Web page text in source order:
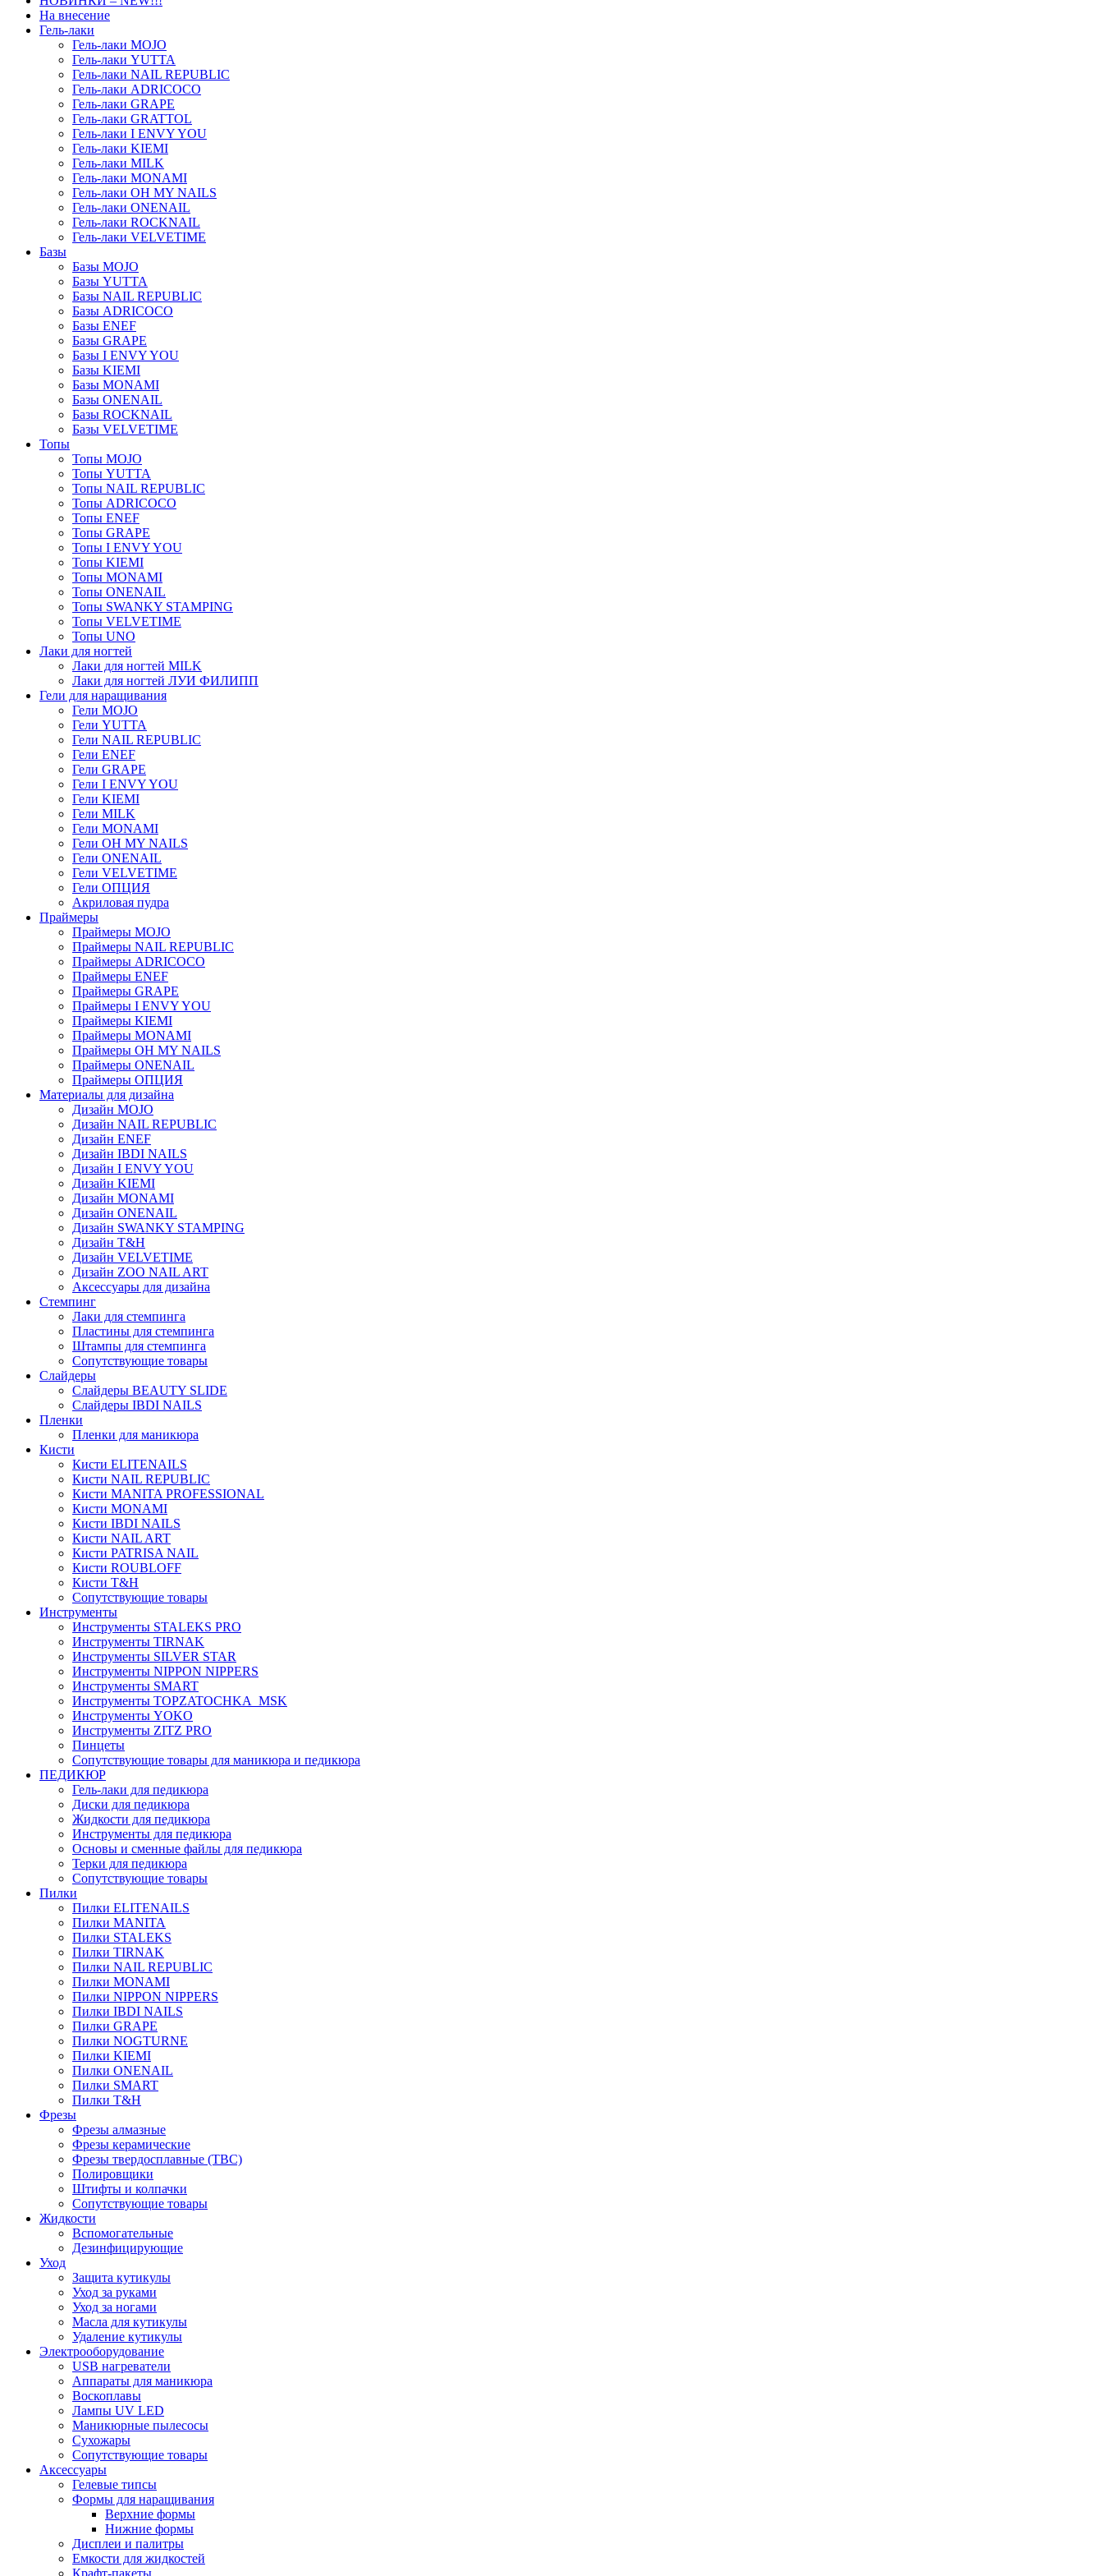
На внесение
Гель-лаки
Гель-лаки MOJO
Гель-лаки YUTTA
Гель-лаки NAIL REPUBLIC
Гель-лаки ADRICOCO
Гель-лаки GRAPE
Гель-лаки GRATTOL
Гель-лаки I ENVY YOU
Гель-лаки KIEMI
Гель-лаки MILK
Гель-лаки MONAMI
Гель-лаки OH MY NAILS
Гель-лаки ONENAIL
Гель-лаки ROCKNAIL
Гель-лаки VELVETIME
Базы
Базы MOJO
Базы YUTTA
Базы NAIL REPUBLIC
Базы ADRICOCO
Базы ENEF
Базы GRAPE
Базы I ENVY YOU
Базы KIEMI
Базы MONAMI
Базы ONENAIL
Базы ROCKNAIL
Базы VELVETIME
Топы
Топы MOJO
Топы YUTTA
Топы NAIL REPUBLIC
Топы ADRICOCO
Топы ENEF
Топы GRAPE
Топы I ENVY YOU
Топы KIEMI
Топы MONAMI
Топы ONENAIL
Топы SWANKY STAMPING
Топы VELVETIME
Топы UNO
Лаки для ногтей
Лаки для ногтей MILK
Лаки для ногтей ЛУИ ФИЛИПП
Гели для наращивания
Гели MOJO
Гели YUTTA
Гели NAIL REPUBLIC
Гели ENEF
Гели GRAPE
Гели I ENVY YOU
Гели KIEMI
Гели MILK
Гели MONAMI
Гели OH MY NAILS
Гели ONENAIL
Гели VELVETIME
Гели ОПЦИЯ
Акриловая пудра
Праймеры
Праймеры MOJO
Праймеры NAIL REPUBLIC
Праймеры ADRICOCO
Праймеры ENEF
Праймеры GRAPE
Праймеры I ENVY YOU
Праймеры KIEMI
Праймеры MONAMI
Праймеры OH MY NAILS
Праймеры ONENAIL
Праймеры ОПЦИЯ
Материалы для дизайна
Дизайн MOJO
Дизайн NAIL REPUBLIC
Дизайн ENEF
Дизайн IBDI NAILS
Дизайн I ENVY YOU
Дизайн KIEMI
Дизайн MONAMI
Дизайн ONENAIL
Дизайн SWANKY STAMPING
Дизайн T&H
Дизайн VELVETIME
Дизайн ZOO NAIL ART
Аксессуары для дизайна
Стемпинг
Лаки для стемпинга
Пластины для стемпинга
Штампы для стемпинга
Сопутствующие товары
Слайдеры
Слайдеры BEAUTY SLIDE
Слайдеры IBDI NAILS
Пленки
Пленки для маникюра
Кисти
Кисти ELITENAILS
Кисти NAIL REPUBLIC
Кисти MANITA PROFESSIONAL
Кисти MONAMI
Кисти IBDI NAILS
Кисти NAIL ART
Кисти PATRISA NAIL
Кисти ROUBLOFF
Кисти T&H
Сопутствующие товары
Инструменты
Инструменты STALEKS PRO
Инструменты TIRNAK
Инструменты SILVER STAR
Инструменты NIPPON NIPPERS
Инструменты SMART
Инструменты TOPZATOCHKA_MSK
Инструменты YOKO
Инструменты ZITZ PRO
Пинцеты
Сопутствующие товары для маникюра и педикюра
ПЕДИКЮР
Гель-лаки для педикюра
Диски для педикюра
Жидкости для педикюра
Инструменты для педикюра
Основы и сменные файлы для педикюра
Терки для педикюра
Сопутствующие товары
Пилки
Пилки ELITENAILS
Пилки MANITA
Пилки STALEKS
Пилки TIRNAK
Пилки NAIL REPUBLIC
Пилки MONAMI
Пилки NIPPON NIPPERS
Пилки IBDI NAILS
Пилки GRAPE
Пилки NOGTURNE
Пилки KIEMI
Пилки ONENAIL
Пилки SMART
Пилки T&H
Фрезы
Фрезы алмазные
Фрезы керамические
Фрезы твердосплавные (ТВС)
Полировщики
Штифты и колпачки
Сопутствующие товары
Жидкости
Вспомогательные
Дезинфицирующие
Уход
Защита кутикулы
Уход за руками
Уход за ногами
Масла для кутикулы
Удаление кутикулы
Электрооборудование
USB нагреватели
Аппараты для маникюра
Воскоплавы
Лампы UV LED
Маникюрные пылесосы
Сухожары
Сопутствующие товары
Аксессуары
Гелевые типсы
Формы для наращивания
Верхние формы
Нижние формы
Дисплеи и палитры
Емкости для жидкостей
Крафт-пакеты